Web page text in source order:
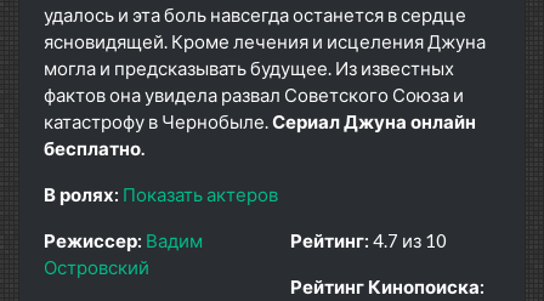
удалось и эта боль навсегда останется в сердце
ясновидящей. Кроме лечения и исцеления Джуна
могла и предсказывать будущее. Из известных
фактов она увидела развал Советского Союза и
катастрофу в Чернобыле.Сериал Джуна онлайн
бесплатно.
В ролях: Показать актеров
Режиссер: Вадим
Островский
Рейтинг: 4.7 из 10
Рейтинг Кинопоиска: